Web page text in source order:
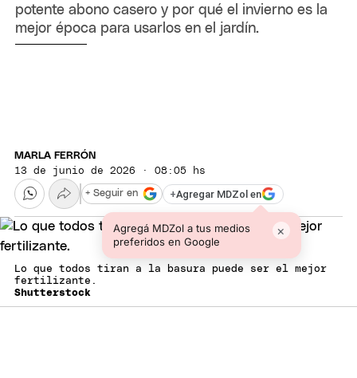
potente abono casero y por qué el invierno es la
mejor época para usarlos en el jardín.
MARLA FERRÓN
13 de junio de 2026 · 08:05 hs
+Agregar MDZol en
Agregá MDZol a tus medios
preferidos en Google
×
+ Seguir en
Lo que todos tiran a la basura puede ser el mejor
fertilizante.
Shutterstock